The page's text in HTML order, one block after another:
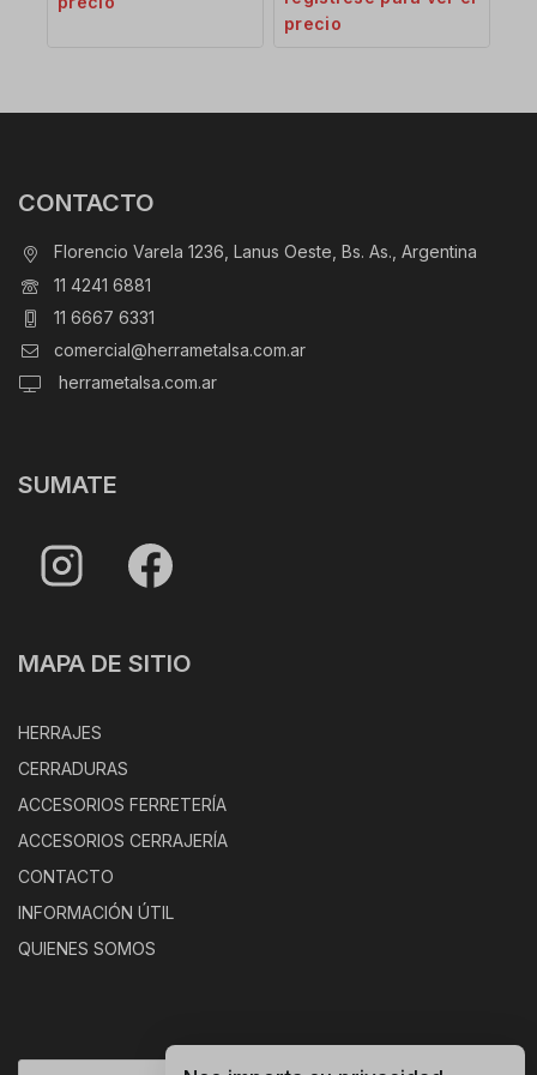
precio
CONTACTO
Florencio Varela 1236, Lanus Oeste, Bs. As., Argentina
11 4241 6881
11 6667 6331
comercial@herrametalsa.com.ar
herrametalsa.com.ar
SUMATE
MAPA DE SITIO
HERRAJES
CERRADURAS
ACCESORIOS FERRETERÍA
ACCESORIOS CERRAJERÍA
CONTACTO
INFORMACIÓN ÚTIL
QUIENES SOMOS